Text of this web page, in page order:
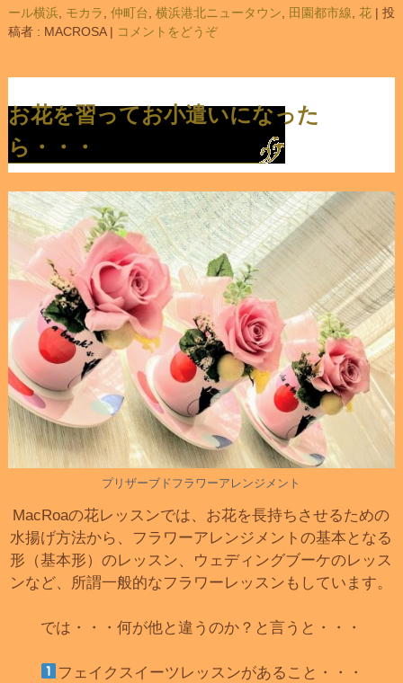
ール横浜, モカラ 仲町台 横浜港北ニュータウン 田園都市線 花 | 投
稿者 : MACROSA | コメントをどうぞ
お花を習ってお小遣いになった
ら・・・
プリザーブドフラワーアレンジメント
MacRoaの花レッスンでは、お花を長持ちさせるための
水揚げ方法から、フラワーアレンジメントの基本となる
形（基本形）のレッスン、ウェディングブーケのレッス
ンなど、所謂一般的なフラワーレッスンもしています。
では・・・何が他と違うのか？と言うと・・・
フェイクスイーツレッスンがあること・・・